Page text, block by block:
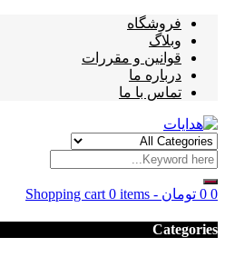
فروشگاه
وبلاگ
قوانین و مقررات
درباره ما
تماس با ما
Shopping cart 0 items - 0 تومان 0
Categories